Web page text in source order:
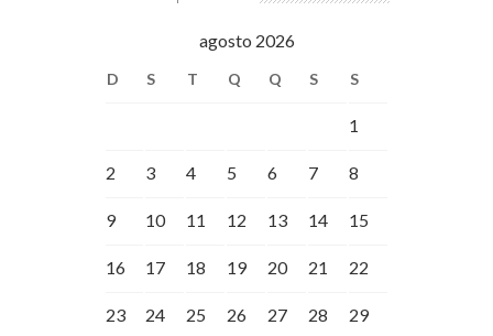
agosto 2026
D S T Q Q S S
1
2 3 4 5 6 7 8
9 10 11 12 13 14 15
16 17 18 19 20 21 22
23 24 25 26 27 28 29